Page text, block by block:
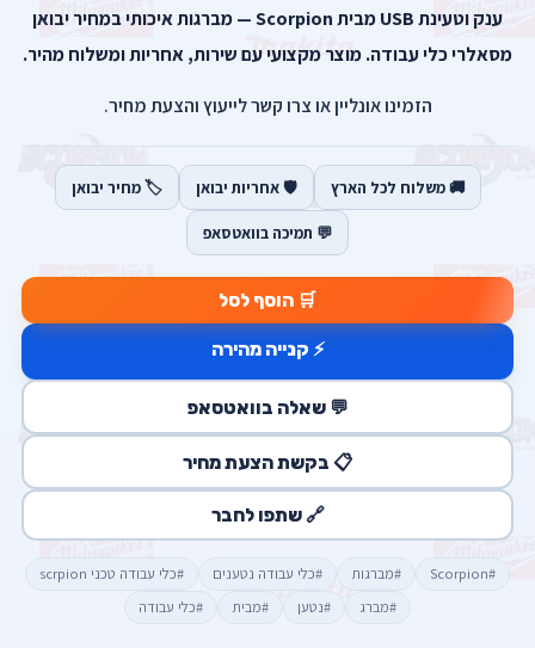
ענק וטעינת USB מבית Scorpion — מברגות איכותי במחיר יבואן
מסאלרי כלי עבודה. מוצר מקצועי עם שירות, אחריות ומשלוח מהיר.
הזמינו אונליין או צרו קשר לייעוץ והצעת מחיר.
🚚 משלוח לכל הארץ 🛡️ אחריות יבואן 🏷️ מחיר יבואן
💬 תמיכה בוואטסאפ
🛒 הוסף לסל
⚡ קנייה מהירה
💬 שאלה בוואטסאפ
📋 בקשת הצעת מחיר
🔗 שתפו לחבר
#Scorpion #מברגות #כלי עבודה נטענים
#כלי עבודה טכני scrpion
#מברג
#נטען #מבית #כלי עבודה